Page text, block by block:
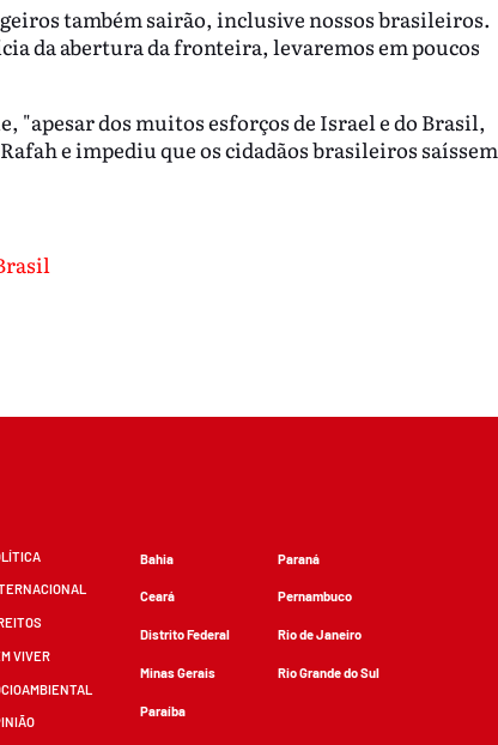
também sairão, inclusive nossos brasileiros.
da abertura da fronteira, levaremos em poucos
"apesar dos muitos esforços de Israel e do Brasil,
e impediu que os cidadãos brasileiros saíssem
VIVER
Bahia
Ceará
Distrito Federal
Minas Gerais
Paraíba
Paraná
Pernambuco
Rio de Janeiro
Rio Grande do Sul